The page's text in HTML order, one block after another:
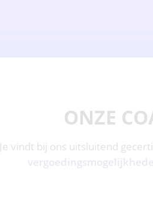
ONZE
Je vindt bij ons uitsluitend